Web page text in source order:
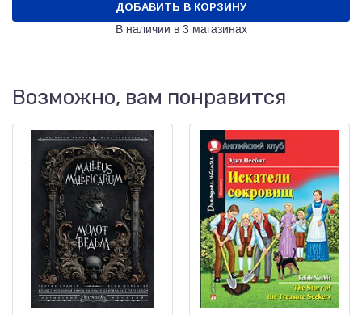
ДОБАВИТЬ В КОРЗИНУ
В наличии в 3 магазинах
Возможно, вам понравится